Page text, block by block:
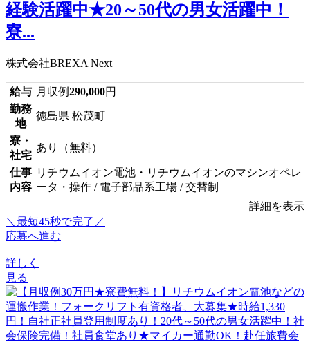
経験活躍中★20～50代の男女活躍中！
寮...
株式会社BREXA Next
給与 月収例290,000円
勤務
地
徳島県 松茂町
寮・
社宅
あり（無料）
仕事
内容
リチウムイオン電池・リチウムイオンのマシンオペレ
ータ・操作 / 電子部品系工場 / 交替制
詳細を表示
＼最短45秒で完了／
応募へ進む
詳しく
見る